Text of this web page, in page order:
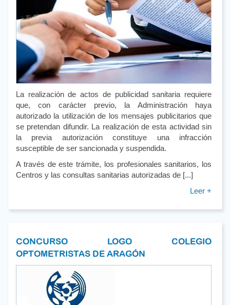
La realización de actos de publicidad sanitaria requiere
que, con carácter previo, la Administración haya
autorizado la utilización de los mensajes publicitarios que
se pretendan difundir. La realización de esta actividad sin
la previa autorización constituye una infracción
susceptible de ser sancionada y suspendida.
A través de este trámite, los profesionales sanitarios, los
Centros y las consultas sanitarias autorizadas de [...]
Leer +
CONCURSO LOGO COLEGIO
OPTOMETRISTAS DE ARAGÓN